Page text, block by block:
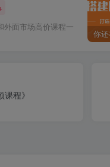
外面市场高价课程一
程》